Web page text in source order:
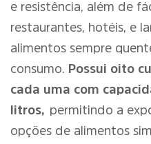
e resistência, além de
restaurantes, hotéis, e
alimentos sempre
consumo. Possui oito
cada uma com
litros, permitindo a
opções de alimentos